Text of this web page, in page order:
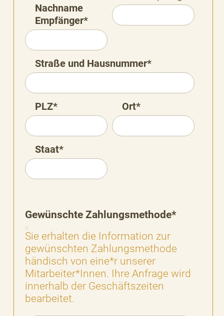
Nachname
Empfänger*
Straße und Hausnummer*
PLZ* Ort*
Staat*
Gewünschte Zahlungsmethode*
Sie erhalten die Information zur
gewünschten Zahlungsmethode
händisch von eine*r unserer
Mitarbeiter*Innen. Ihre Anfrage wird
innerhalb der Geschäftszeiten
bearbeitet.